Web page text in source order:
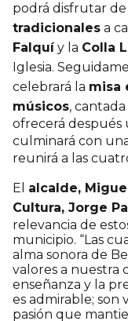
podrá disfrutar
tradicionales a
Falquíy la Colla
Iglesia.
celebrará la misa
músicos, cantada
ofrecerá después
culminará con
reunirá a las
El alcalde,
Cultura, Jorge
relevancia de
municipio. “Las
alma sonora de
valores a nuestra
enseñanza y la
es admirable; son
pasión que